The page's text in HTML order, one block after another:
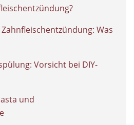
Was
Vorsicht bei DIY-
und